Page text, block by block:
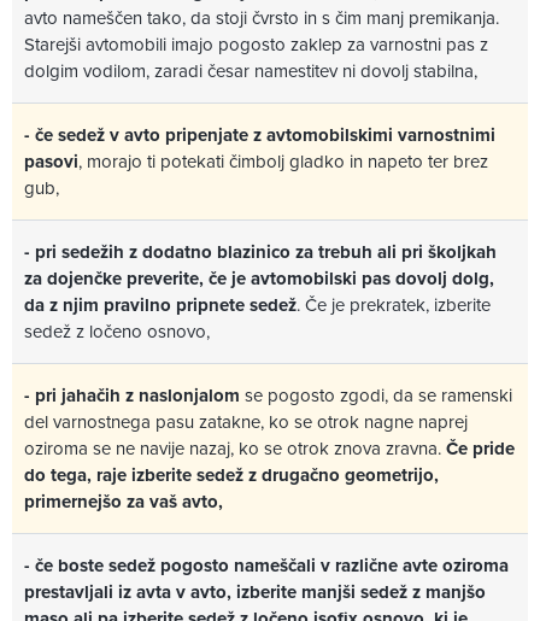
avto nameščen tako, da stoji čvrsto in s čim manj premikanja.
Starejši avtomobili imajo pogosto zaklep za varnostni pas z
dolgim vodilom, zaradi česar namestitev ni dovolj stabilna,
- če sedež v avto pripenjate z avtomobilskimi varnostnimi
pasovi, morajo ti potekati čimbolj gladko in napeto ter brez
gub,
- pri sedežih z dodatno blazinico za trebuh ali pri školjkah
za dojenčke preverite, če je avtomobilski pas dovolj dolg,
da z njim pravilno pripnete sedež. Če je prekratek, izberite
sedež z ločeno osnovo,
- pri jahačih z naslonjalom se pogosto zgodi, da se ramenski
del varnostnega pasu zatakne, ko se otrok nagne naprej
oziroma se ne navije nazaj, ko se otrok znova zravna.Če pride
do tega, raje izberite sedež z drugačno geometrijo,
primernejšo za vaš avto,
- če boste sedež pogosto nameščali v različne avte oziroma
prestavljali iz avta v avto, izberite manjši sedež z manjšo